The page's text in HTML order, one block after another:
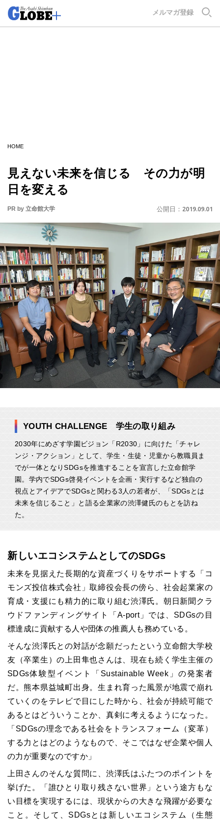
メルマガ登録
HOME
見えない未来を信じる その力が明
日を変える
PR by 立命館大学 公開日： 2019.09.01
YOUTH CHALLENGE 学生の取り組み
2030年にめざす学園ビジョン「R2030」に向けた「チャレ
ンジ・アクション」として、学生・生徒・児童から教職員ま
でが一体となりSDGsを推進することを宣言した立命館学
園。学内でSDGs啓発イベントを企画・実行するなど独自の
視点とアイデアでSDGsと関わる3人の若者が、「SDGsとは
未来を信じること」と語る企業家の渋澤健氏のもとを訪ね
た。
新しいエコシステムとしてのSDGs
未来を見据えた長期的な資産づくりをサポートする「コ
モンズ投信株式会社」取締役会長の傍ら、社会起業家の
育成・支援にも精力的に取り組む渋澤氏。朝日新聞クラ
ウドファンディングサイト「 A-port」では、 SDGsの目
標達成に貢献する人や団体の推薦人も務めている。
そんな渋澤氏との対話が念願だったという立命館大学校
友（卒業生）の上田隼也さんは、現在も続く学生主催の
SDGs体験型イベント「 Sustainable Week 」の発案者
だ。熊本県益城町出身。生まれ育った風景が地震で崩れ
ていくのをテレビで目にした時から、社会が持続可能で
あるとはどういうことか、真剣に考えるようになった。
「 SDGsの理念である社会をトランスフォーム（変革）
する力とはどのようなもので、そこではなぜ企業や個人
の力が重要なのですか」
上田さんのそんな質問に、渋澤氏はふたつのポイントを
挙げた。「誰ひとり取り残さない世界」という途方もな
い目標を実現するには、現状からの大きな飛躍が必要な
こと。そして、 SDGsとは新しいエコシステム（生態